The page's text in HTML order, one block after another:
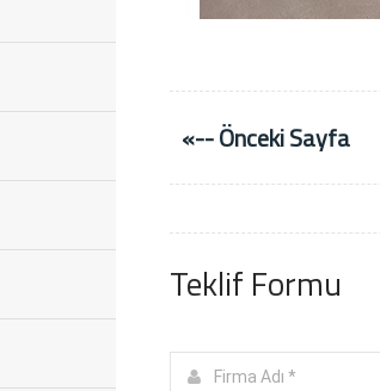
«-- Önceki Sayfa
Teklif Formu